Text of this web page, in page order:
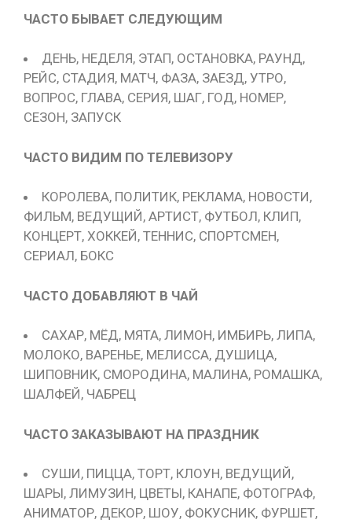
ЧАСТО БЫВАЕТ СЛЕДУЮЩИМ
ДЕНЬ, НЕДЕЛЯ, ЭТАП, ОСТАНОВКА, РАУНД,
РЕЙС, СТАДИЯ, МАТЧ, ФАЗА, ЗАЕЗД, УТРО,
ВОПРОС, ГЛАВА, СЕРИЯ, ШАГ, ГОД, НОМЕР,
СЕЗОН, ЗАПУСК
ЧАСТО ВИДИМ ПО ТЕЛЕВИЗОРУ
КОРОЛЕВА, ПОЛИТИК, РЕКЛАМА, НОВОСТИ,
ФИЛЬМ, ВЕДУЩИЙ, АРТИСТ, ФУТБОЛ, КЛИП,
КОНЦЕРТ, ХОККЕЙ, ТЕННИС, СПОРТСМЕН,
СЕРИАЛ, БОКС
ЧАСТО ДОБАВЛЯЮТ В ЧАЙ
САХАР, МЁД, МЯТА, ЛИМОН, ИМБИРЬ, ЛИПА,
МОЛОКО, ВАРЕНЬЕ, МЕЛИССА, ДУШИЦА,
ШИПОВНИК, СМОРОДИНА, МАЛИНА, РОМАШКА,
ШАЛФЕЙ, ЧАБРЕЦ
ЧАСТО ЗАКАЗЫВАЮТ НА ПРАЗДНИК
СУШИ, ПИЦЦА, ТОРТ, КЛОУН, ВЕДУЩИЙ,
ШАРЫ, ЛИМУЗИН, ЦВЕТЫ, КАНАПЕ, ФОТОГРАФ,
АНИМАТОР, ДЕКОР, ШОУ, ФОКУСНИК, ФУРШЕТ,